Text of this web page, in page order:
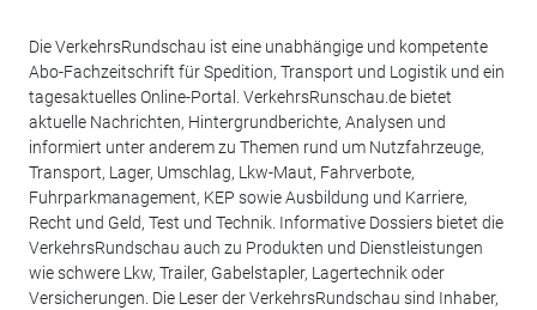
Die VerkehrsRundschau ist eine unabhängige und kompetente
Abo-Fachzeitschrift für Spedition, Transport und Logistik und ein
tagesaktuelles Online-Portal. VerkehrsRunschau.de bietet
aktuelle Nachrichten, Hintergrundberichte, Analysen und
informiert unter anderem zu Themen rund um Nutzfahrzeuge,
Transport, Lager, Umschlag, Lkw-Maut, Fahrverbote,
Fuhrparkmanagement, KEP sowie Ausbildung und Karriere,
Recht und Geld, Test und Technik. Informative Dossiers bietet die
VerkehrsRundschau auch zu Produkten und Dienstleistungen
wie schwere Lkw, Trailer, Gabelstapler, Lagertechnik oder
Versicherungen. Die Leser der VerkehrsRundschau sind Inhaber,